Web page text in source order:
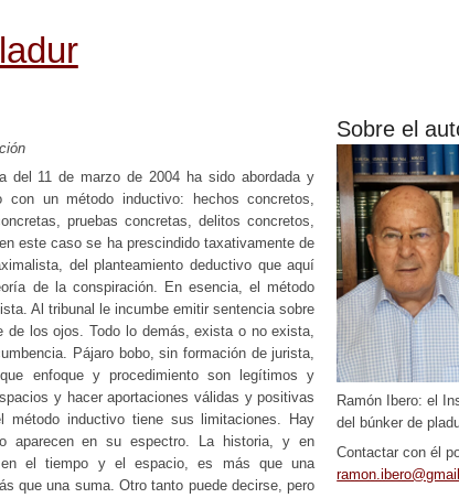
Sobre el
Ramón Ibero: el
del búnker de
Contactar con él
del 11 de marzo de 2004 ha sido abordada y
un método inductivo: hechos concretos,
pruebas concretas, delitos concretos,
este caso se ha prescindido taxativamente de
del planteamiento deductivo que aquí
de la conspiración. En esencia, el método
Al tribunal le incumbe emitir sentencia sobre
de los ojos. Todo lo demás, exista o no exista,
Pájaro bobo, sin formación de jurista,
enfoque y procedimiento son legítimos y
y hacer aportaciones válidas y positivas
inductivo tiene sus limitaciones. Hay
aparecen en su espectro. La historia, y en
en el tiempo y el espacio, es más que una
que una suma. Otro tanto puede decirse, pero